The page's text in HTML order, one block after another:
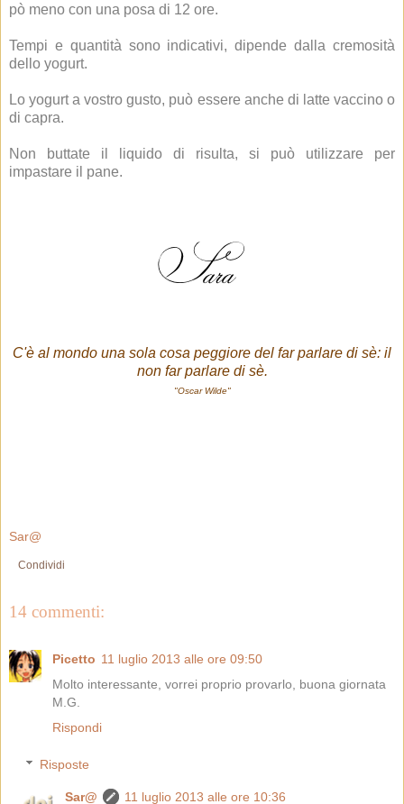
pò meno con una posa di 12 ore.
Tempi e quantità sono indicativi, dipende dalla cremosità
dello yogurt.
Lo yogurt a vostro gusto, può essere anche di latte vaccino o
di capra.
Non buttate il liquido di risulta, si può utilizzare per
impastare il pane.
C'è al mondo una sola cosa peggiore del far parlare di sè: il
non far parlare di sè.
"Oscar Wilde"
Sar@
Condividi
14 commenti:
Picetto 11 luglio 2013 alle ore 09:50
Molto interessante, vorrei proprio provarlo, buona giornata
M.G.
Rispondi
Risposte
Sar@ 11 luglio 2013 alle ore 10:36